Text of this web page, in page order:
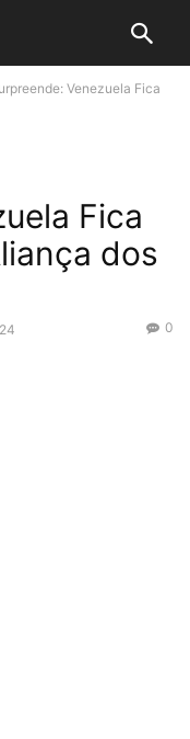
Venezuela Fica
Fica
dos
0